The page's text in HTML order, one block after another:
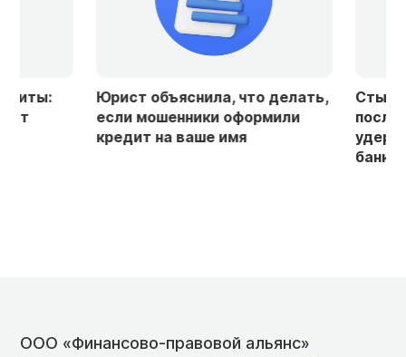
Юрист объяснила, что делать,
если мошенники оформили
кредит на ваше имя
Стыд и
удерживают
банкротства
ООО «Финансово-правовой альянс»